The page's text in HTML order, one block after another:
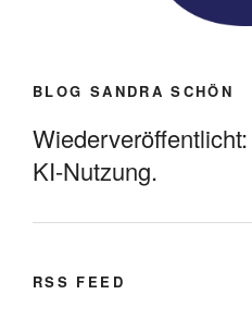
BLOG SANDRA SCHÖN
KI-Nutzung.
RSS FEED